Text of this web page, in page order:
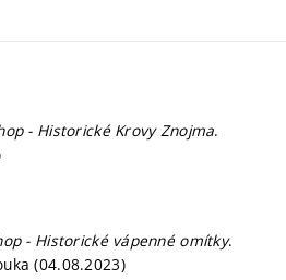
- Historické Krovy Znojma.
- Historické vápenné omítky.
(04.08.2023)